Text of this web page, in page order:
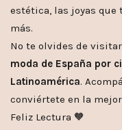
estética, las joyas que
más.
No te olvides de
moda de España por
Latinoamérica.
conviértete en la
Feliz Lectura 🧡